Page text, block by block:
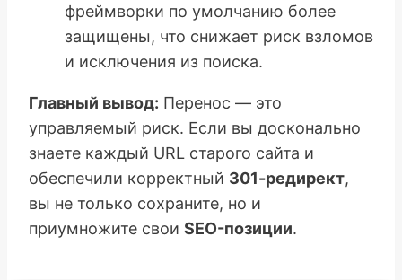
фреймворки по умолчанию более
защищены, что снижает риск взломов
и исключения из поиска.
Главный вывод: Перенос — это
управляемый риск. Если вы досконально
знаете каждый URL старого сайта и
обеспечили корректный 301-редирект,
вы не только сохраните, но и
приумножите свои SEO-позиции.